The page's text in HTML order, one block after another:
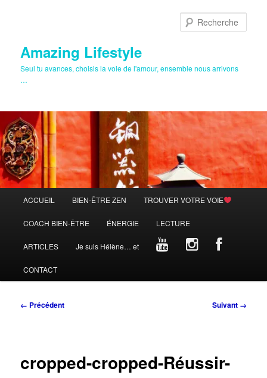
Amazing Lifestyle
Seul tu avances, choisis la voie de l'amour, ensemble nous arrivons
…
principal
ACCUEIL BIEN-ÊTRE ZEN TROUVER VOTRE VOIE
COACH BIEN-ÊTRE ÉNERGIE LECTURE
ARTICLES Je suis Hélène… et
CONTACT
Navigation
← Précédent Suivant →
cropped-cropped-Réussir-